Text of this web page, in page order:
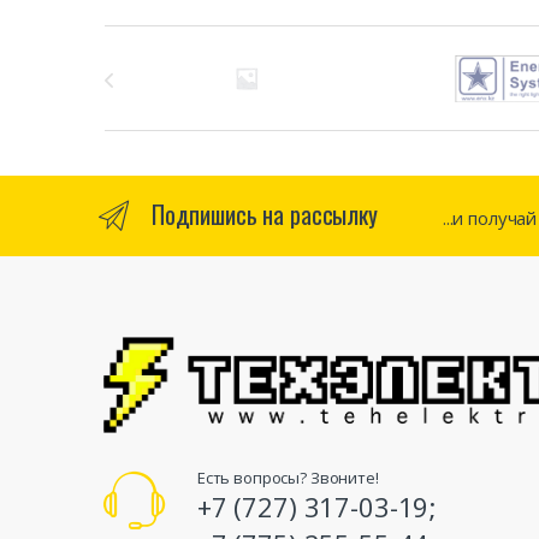
Подпишись на рассылку ...и получай
Есть вопросы? Звоните!
+7 (727) 317-03-19;